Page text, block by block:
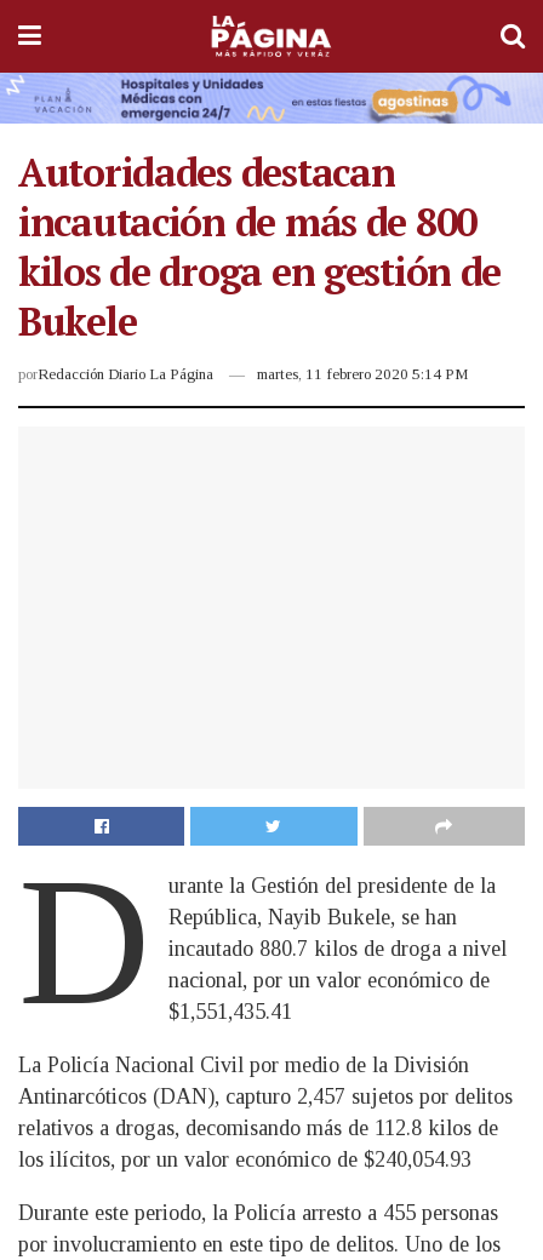
Autoridades destacan
incautación de más de 800
kilos de droga en gestión de
Bukele
porRedacción Diario La Página martes, 11 febrero 2020 5:14 PM
D
urante la Gestión del presidente de la
República, Nayib Bukele, se han
incautado 880.7 kilos de droga a nivel
nacional, por un valor económico de
$1,551,435.41
La Policía Nacional Civil por medio de la División
Antinarcóticos (DAN), capturo 2,457 sujetos por delitos
relativos a drogas, decomisando más de 112.8 kilos de
los ilícitos, por un valor económico de $240,054.93
Durante este periodo, la Policía arresto a 455 personas
por involucramiento en este tipo de delitos. Uno de los